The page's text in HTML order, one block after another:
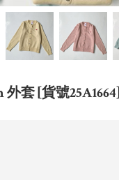
套 [貨號25A1664]